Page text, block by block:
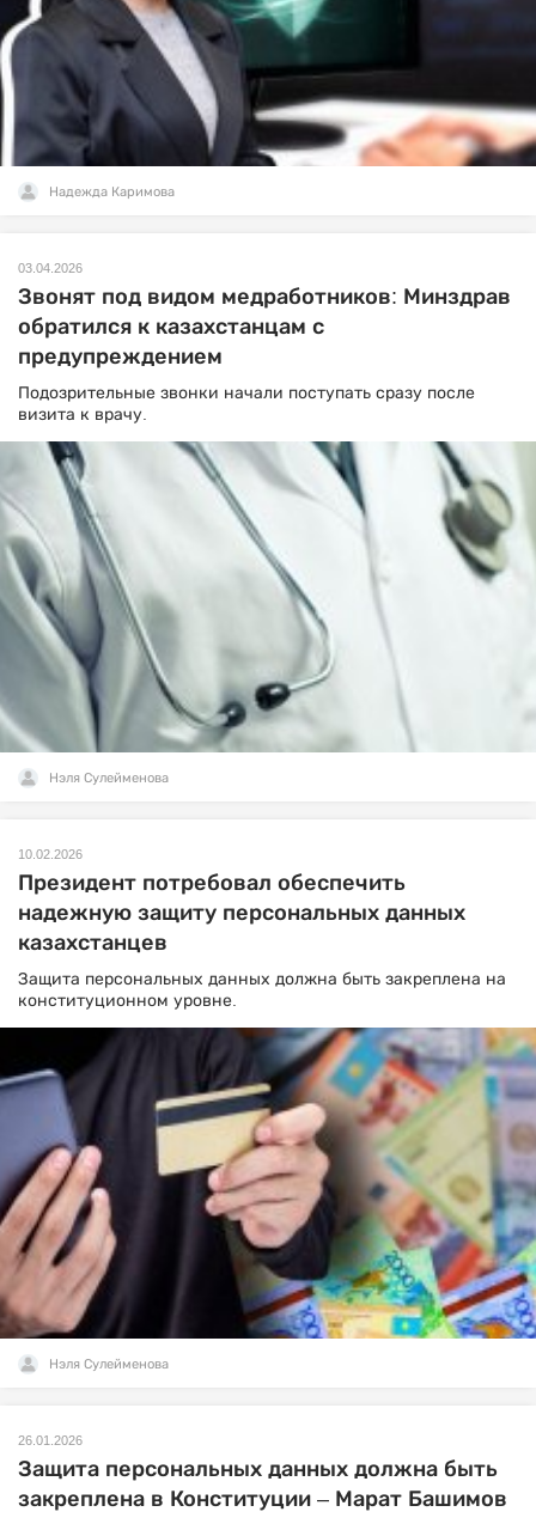
Надежда Каримова
03.04.2026
Звонят под видом медработников: Минздрав
обратился к казахстанцам с
предупреждением
Подозрительные звонки начали поступать сразу после
визита к врачу.
Нэля Сулейменова
10.02.2026
Президент потребовал обеспечить
надежную защиту персональных данных
казахстанцев
Защита персональных данных должна быть закреплена на
конституционном уровне.
Нэля Сулейменова
26.01.2026
Защита персональных данных должна быть
закреплена в Конституции – Марат Башимов